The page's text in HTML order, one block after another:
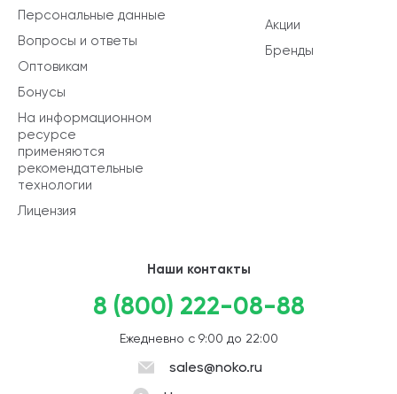
Акции
Бренды
Персональные данные
Вопросы и ответы
Оптовикам
Бонусы
На информационном
ресурсе
применяются
рекомендательные
технологии
Лицензия
Наши контакты
8 (800) 222-08-88
Ежедневно с 9:00 до 22:00
sales@noko.ru